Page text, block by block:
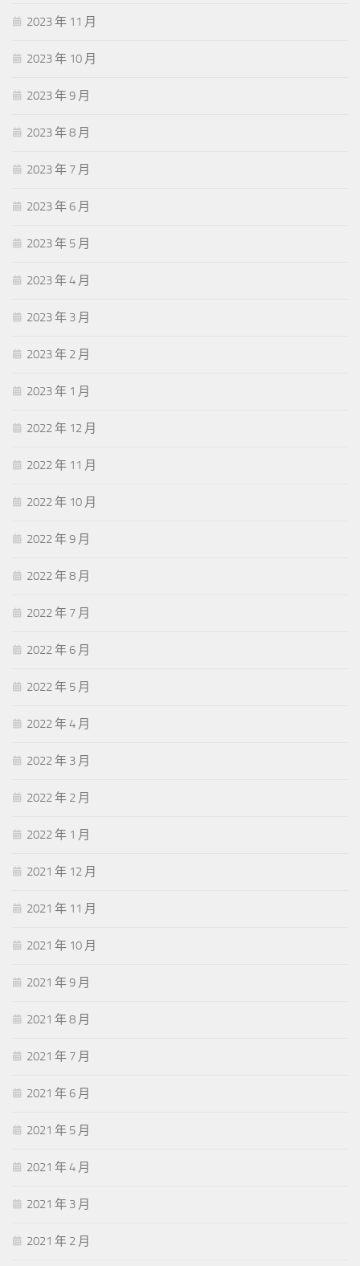
2023 年 11 月
2023 年 10 月
2023 年 9 月
2023 年 8 月
2023 年 7 月
2023 年 6 月
2023 年 5 月
2023 年 4 月
2023 年 3 月
2023 年 2 月
2023 年 1 月
2022 年 12 月
2022 年 11 月
2022 年 10 月
2022 年 9 月
2022 年 8 月
2022 年 7 月
2022 年 6 月
2022 年 5 月
2022 年 4 月
2022 年 3 月
2022 年 2 月
2022 年 1 月
2021 年 12 月
2021 年 11 月
2021 年 10 月
2021 年 9 月
2021 年 8 月
2021 年 7 月
2021 年 6 月
2021 年 5 月
2021 年 4 月
2021 年 3 月
2021 年 2 月